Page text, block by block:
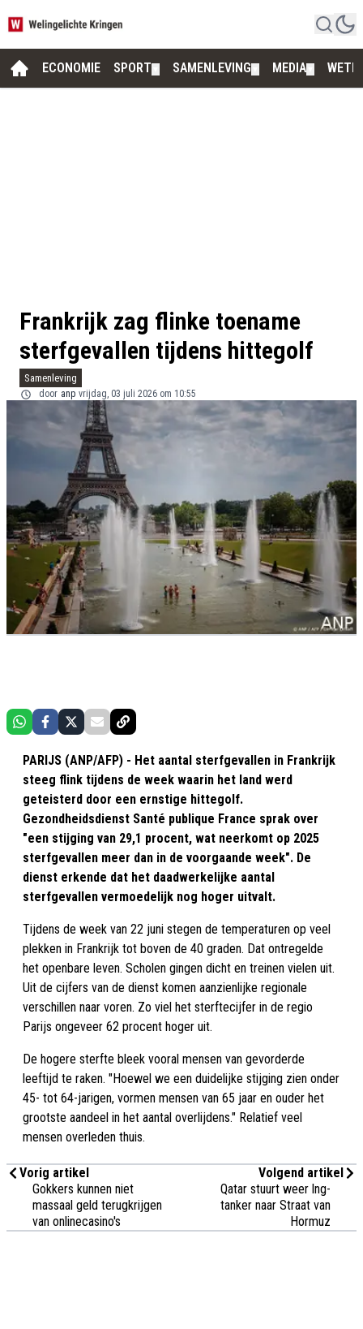
ECONOMIE SPORT SAMENLEVING MEDIA
Frankrijk zag flinke toename
sterfgevallen tijdens hittegolf
Samenleving
door anp vrijdag, 03 juli 2026 om 10:55
PARIJS (ANP/AFP) - Het aantal sterfgevallen in Frankrijk
steeg flink tijdens de week waarin het land werd
geteisterd door een ernstige hittegolf.
Gezondheidsdienst Santé publique France sprak over
"een stijging van 29,1 procent, wat neerkomt op 2025
sterfgevallen meer dan in de voorgaande week". De
dienst erkende dat het daadwerkelijke aantal
sterfgevallen vermoedelijk nog hoger uitvalt.
Tijdens de week van 22 juni stegen de temperaturen op veel
plekken in Frankrijk tot boven de 40 graden. Dat ontregelde
het openbare leven. Scholen gingen dicht en treinen vielen uit.
Uit de cijfers van de dienst komen aanzienlijke regionale
verschillen naar voren. Zo viel het sterftecijfer in de regio
Parijs ongeveer 62 procent hoger uit.
De hogere sterfte bleek vooral mensen van gevorderde
leeftijd te raken. "Hoewel we een duidelijke stijging zien onder
45- tot 64-jarigen, vormen mensen van 65 jaar en ouder het
grootste aandeel in het aantal overlijdens." Relatief veel
mensen overleden thuis.
Vorig artikel
Gokkers kunnen niet
massaal geld terugkrijgen
van onlinecasino's
Volgend artikel
Qatar stuurt weer lng-
tanker naar Straat van
Hormuz